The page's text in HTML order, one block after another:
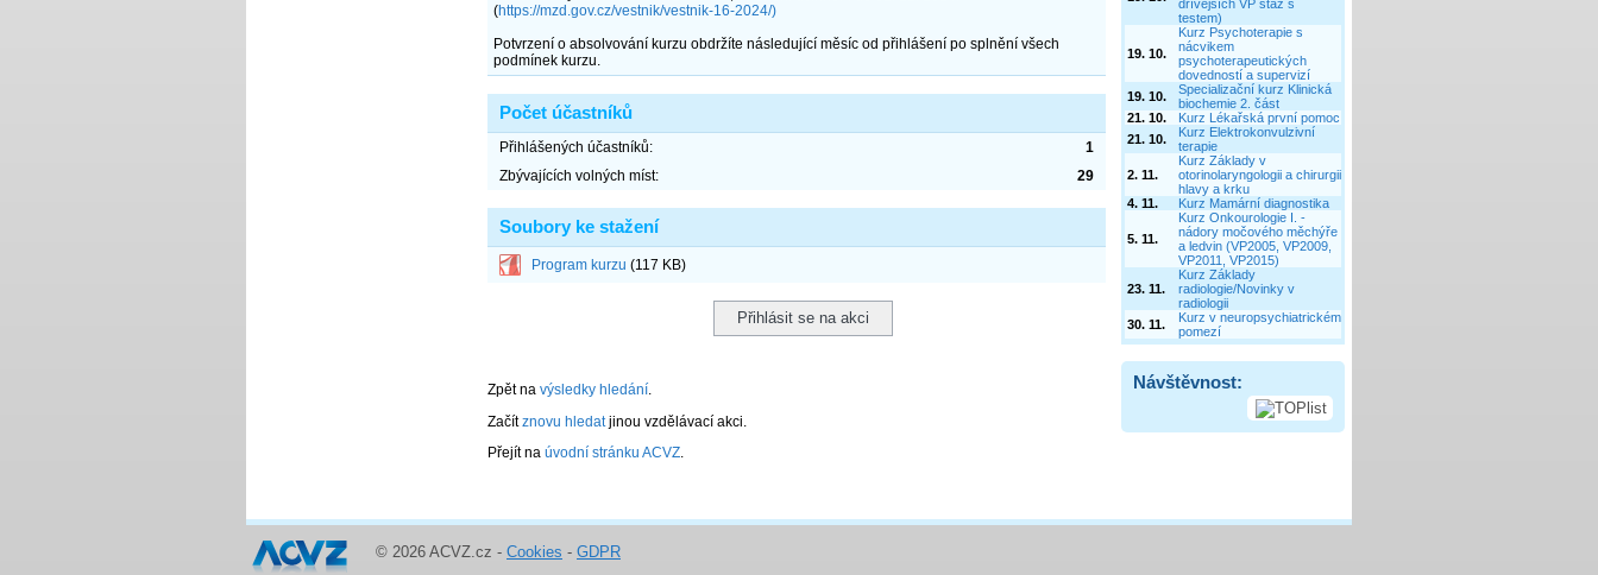
Návštěvnost:
© 2026 ACVZ.cz - Cookies - GDPR